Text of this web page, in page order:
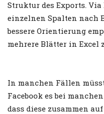
Struktur des Exports.
einzelnen Spalten nach
bessere Orientierung
mehrere Blätter in Excel
In manchen Fällen
Facebook es bei
dass diese zusammen